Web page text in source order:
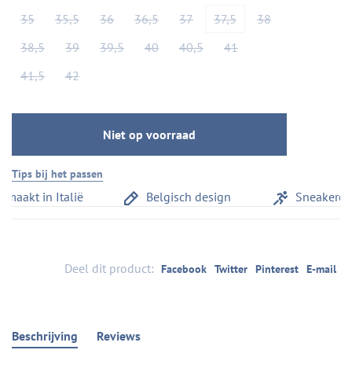
35 35,5 36 36,5 37 37,5
38
38,5
39 39,5 40 40,5
41
41,5
42
Niet op voorraad
Tips bij het passen
in Italië Belgisch design
Deel dit product: Facebook Twitter Pinterest E-mail
Beschrijving Reviews